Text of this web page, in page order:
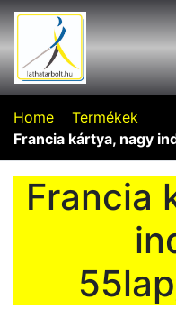
Home
Termékek
Francia kártya, nagy
Francia